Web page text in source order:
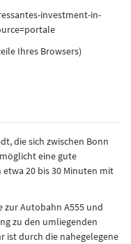
investment-in-
Ihres Browsers)
die sich zwischen Bonn
eine gute
20 bis 30 Minuten mit
zur Autobahn A555 und
zu den umliegenden
ist durch die nahegelegene